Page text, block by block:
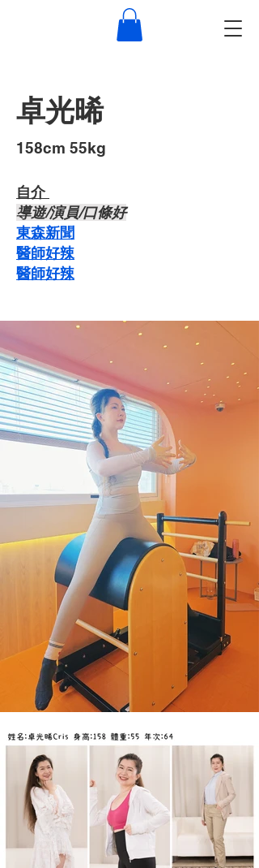
卓光晞
​158cm 55kg
自介 ​
導遊/演員/口條好
東森新聞
醫師好辣
醫師好辣